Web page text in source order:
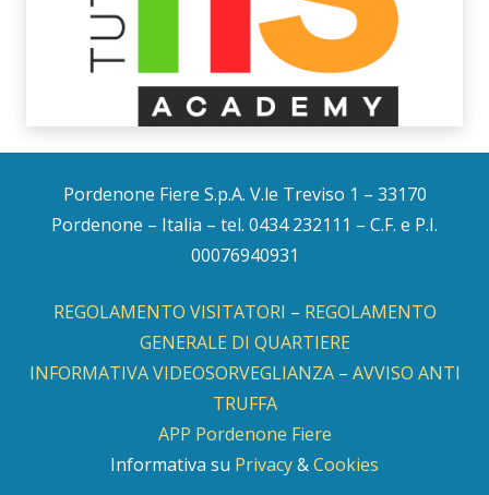
Pordenone Fiere S.p.A. V.le Treviso 1 – 33170
Pordenone – Italia – tel. 0434 232111 – C.F. e P.I.
00076940931
REGOLAMENTO VISITATORI – REGOLAMENTO
GENERALE DI QUARTIERE
INFORMATIVA VIDEOSORVEGLIANZA– AVVISO ANTI
TRUFFA
APP Pordenone Fiere
Informativa su Privacy&Cookies